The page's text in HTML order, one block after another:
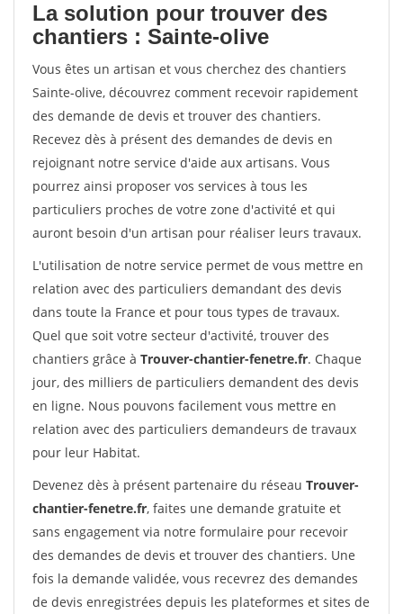
La solution pour trouver des
chantiers : Sainte-olive
Vous êtes un artisan et vous cherchez des chantiers
Sainte-olive, découvrez comment recevoir rapidement
des demande de devis et trouver des chantiers.
Recevez dès à présent des demandes de devis en
rejoignant notre service d'aide aux artisans. Vous
pourrez ainsi proposer vos services à tous les
particuliers proches de votre zone d'activité et qui
auront besoin d'un artisan pour réaliser leurs travaux.
L'utilisation de notre service permet de vous mettre en
relation avec des particuliers demandant des devis
dans toute la France et pour tous types de travaux.
Quel que soit votre secteur d'activité, trouver des
chantiers grâce à Trouver-chantier-fenetre.fr. Chaque
jour, des milliers de particuliers demandent des devis
en ligne. Nous pouvons facilement vous mettre en
relation avec des particuliers demandeurs de travaux
pour leur Habitat.
Devenez dès à présent partenaire du réseau Trouver-
chantier-fenetre.fr, faites une demande gratuite et
sans engagement via notre formulaire pour recevoir
des demandes de devis et trouver des chantiers. Une
fois la demande validée, vous recevrez des demandes
de devis enregistrées depuis les plateformes et sites de